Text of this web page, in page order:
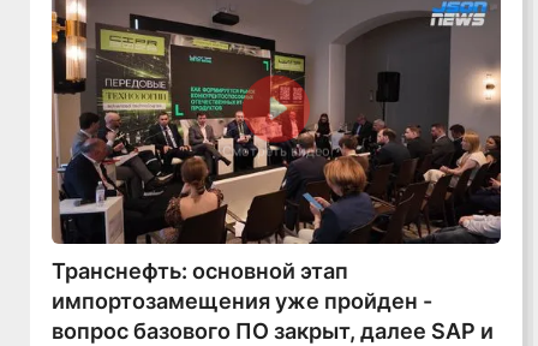
Смотреть видео
Транснефть: основной этап
импортозамещения уже пройден -
вопрос базового ПО закрыт, далее SAP и